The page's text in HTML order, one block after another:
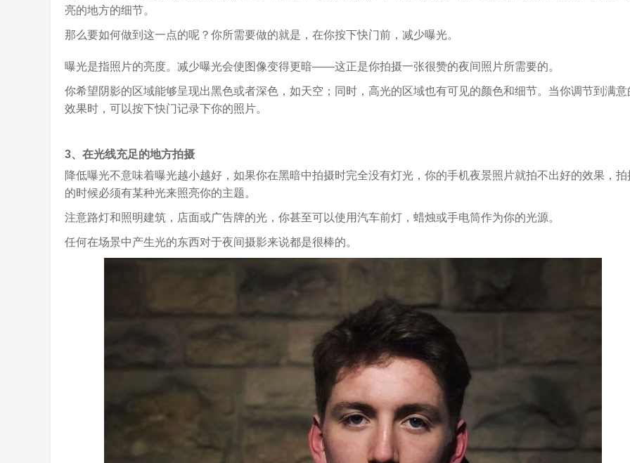
亮的地方的细节。
那么要如何做到这一点的呢？你所需要做的就是，在你按下快门前，减少曝光。
曝光是指照片的亮度。减少曝光会使图像变得更暗——这正是你拍摄一张很赞的夜间照片所需要的。
你希望阴影的区域能够呈现出黑色或者深色，如天空；同时，高光的区域也有可见的颜色和细节。当你调节到满意
效果时，可以按下快门记录下你的照片。
3、在光线充足的地方拍摄
降低曝光不意味着曝光越小越好，如果你在黑暗中拍摄时完全没有灯光，你的手机夜景照片就拍不出好的效果，拍
的时候必须有某种光来照亮你的主题。
注意路灯和照明建筑，店面或广告牌的光，你甚至可以使用汽车前灯，蜡烛或手电筒作为你的光源。
任何在场景中产生光的东西对于夜间摄影来说都是很棒的。